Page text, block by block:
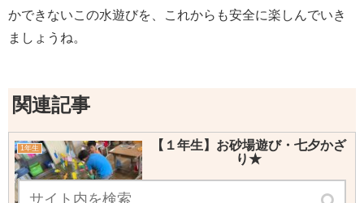
かできないこの水遊びを、これからも安全に楽しんでいき
ましょうね。
関連記事
1年生
【１年生】お砂場遊び・七夕かざ
り★